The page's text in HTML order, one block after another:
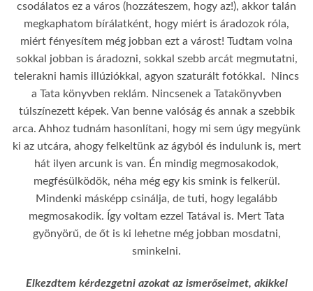
csodálatos ez a város (hozzáteszem, hogy az!), akkor talán
megkaphatom bírálatként, hogy miért is áradozok róla,
miért fényesítem még jobban ezt a várost! Tudtam volna
sokkal jobban is áradozni, sokkal szebb arcát megmutatni,
telerakni hamis illúziókkal, agyon szaturált fotókkal. Nincs
a Tata könyvben reklám. Nincsenek a Tatakönyvben
túlszínezett képek. Van benne valóság és annak a szebbik
arca. Ahhoz tudnám hasonlítani, hogy mi sem úgy megyünk
ki az utcára, ahogy felkeltünk az ágyból és indulunk is, mert
hát ilyen arcunk is van. Én mindig megmosakodok,
megfésülködök, néha még egy kis smink is felkerül.
Mindenki másképp csinálja, de tuti, hogy legalább
megmosakodik. Így voltam ezzel Tatával is. Mert Tata
gyönyörű, de őt is ki lehetne még jobban mosdatni,
sminkelni.
Elkezdtem kérdezgetni azokat az ismerőseimet, akikkel